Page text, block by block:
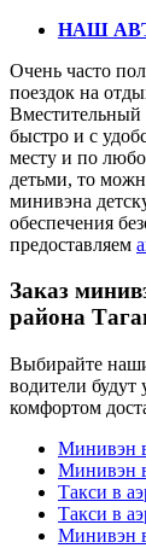
НАШ
Очень часто
поездок на
Вместительный
быстро и с
месту и по
детьми, то
минивэна
обеспечения
предоставляем
Заказ
района
Выбирайте
водители будут
комфортом
Минивэн
Минивэн
Такси в
Такси в
Минивэн